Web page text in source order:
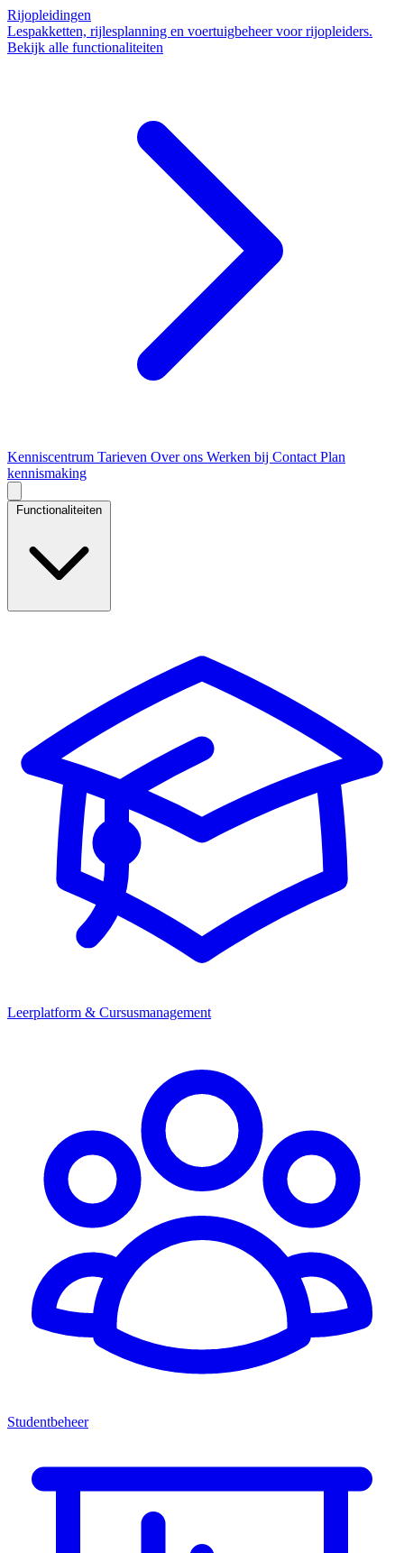
Rijopleidingen
Lespakketten, rijlesplanning en voertuigbeheer voor rijopleiders.
Bekijk alle functionaliteiten
Kenniscentrum Tarieven Over ons Werken bij Contact Plan
kennismaking
Functionaliteiten
Leerplatform & Cursusmanagement
Studentbeheer